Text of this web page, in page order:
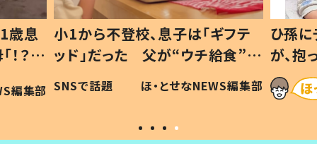
歳息
？」
編集部
小1から不登校、息子は「ギフテ
ッド」だった 父が“ウチ給食”を
作り続ける理由とは #令和の親
#令和の子
SNSで話題 ほ・とせなNEWS編集部
ひ孫
が、
「涙が
い」